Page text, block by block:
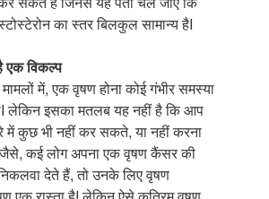
का स्तर बिलकुल सामान्य हैI
एक विकल्प
मामलों में, एक वृषण होना कोई गंभीर समस्या
लेकिन इसका मतलब यह नहीं है कि आप
में कुछ भी नहीं कर सकते, या नहीं करना
जैसे, कई लोग अपना एक वृषण कैंसर की
देते हैं, तो उनके लिए वृषण